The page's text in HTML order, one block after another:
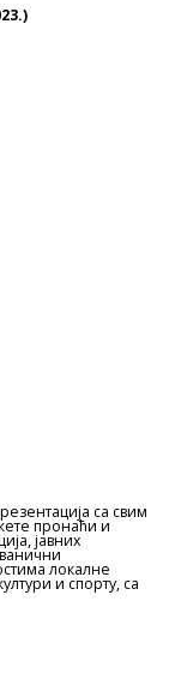
са свим
пронаћи и
јавних
локалне
и спорту, са